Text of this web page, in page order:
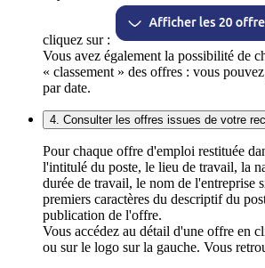
cliquez sur :
Vous avez également la possibilité de
« classement » des offres : vous
par date.
4. Consulter les offres issues de votre
Pour chaque offre d'emploi restituée
l'intitulé du poste, le lieu de travail, la
durée de travail, le nom de l'entreprise
premiers caractères du descriptif du
publication de l'offre.
Vous accédez au détail d'une offre en
ou sur le logo sur la gauche. Vous